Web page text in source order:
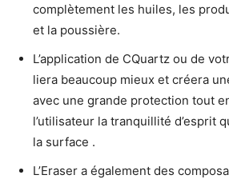
complètement les huiles, les
et la poussière.
L’application de CQuartz ou de
liera beaucoup mieux et créera
avec une grande protection tout
l’utilisateur la tranquillité d’esprit
la surface .
L’Eraser a également des